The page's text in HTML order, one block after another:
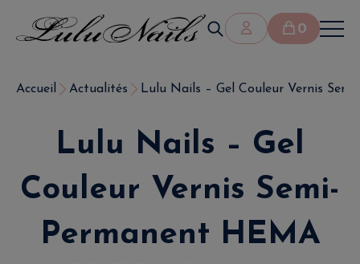
0
Accueil Actualités Lulu Nails – Gel Couleur Vernis
Lulu Nails – Gel
Couleur Vernis Semi-
Permanent HEMA